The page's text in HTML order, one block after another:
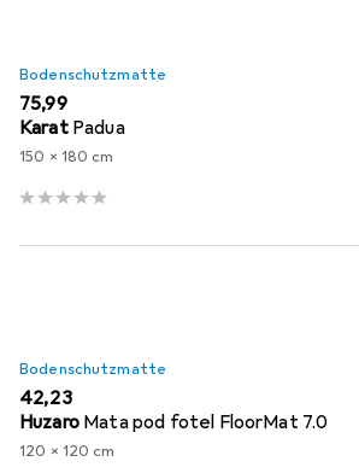
Bodenschutzmatte
EUR
75,99
Karat Padua
150 x 180 cm
Bodenschutzmatte
EUR
42,23
Huzaro Mata pod fotel FloorMat 7.0
120 x 120 cm